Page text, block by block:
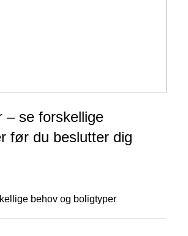
– se forskellige
før du beslutter dig
behov og boligtyper